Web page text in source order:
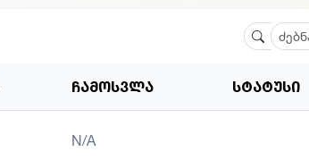
ჩამოსვლა სტატუსი
N/A